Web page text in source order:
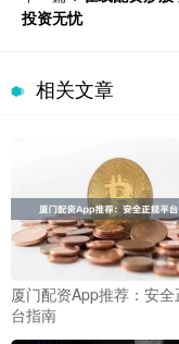
投资无忧
相关文章
厦门配资App推荐：安
台指南